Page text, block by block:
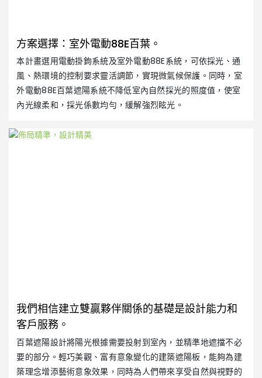
方案選擇：室外電動88E百葉。
本計畫選用電動掛鉤系統及室外電動88E系統，可依採光、通
風、熱環境的控制要求靈活調節，實現微氣候保護。同時，室
外電動88E百葉遮陽系統不降低室內自然採光的照度值，使室
內光線柔和，採光係數均勻，緩解強烈眩光。
我們相信建立雙贏夥伴關係的基礎是設計能力和
客戶服務。
百葉遮陽設計將陽光根據需要投射到室內，並精準地遮擋不必
要的部分。輕巧美觀、富有意象變化的建築遮陽板，能夠為建
築理念增添藝術意象效果，同時為人們帶來享受自然與視野的